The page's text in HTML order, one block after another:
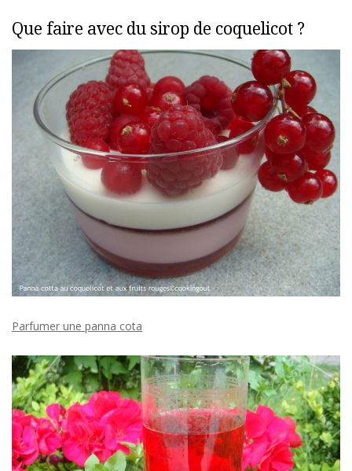
Que faire avec du sirop de coquelicot ?
Parfumer une panna cota